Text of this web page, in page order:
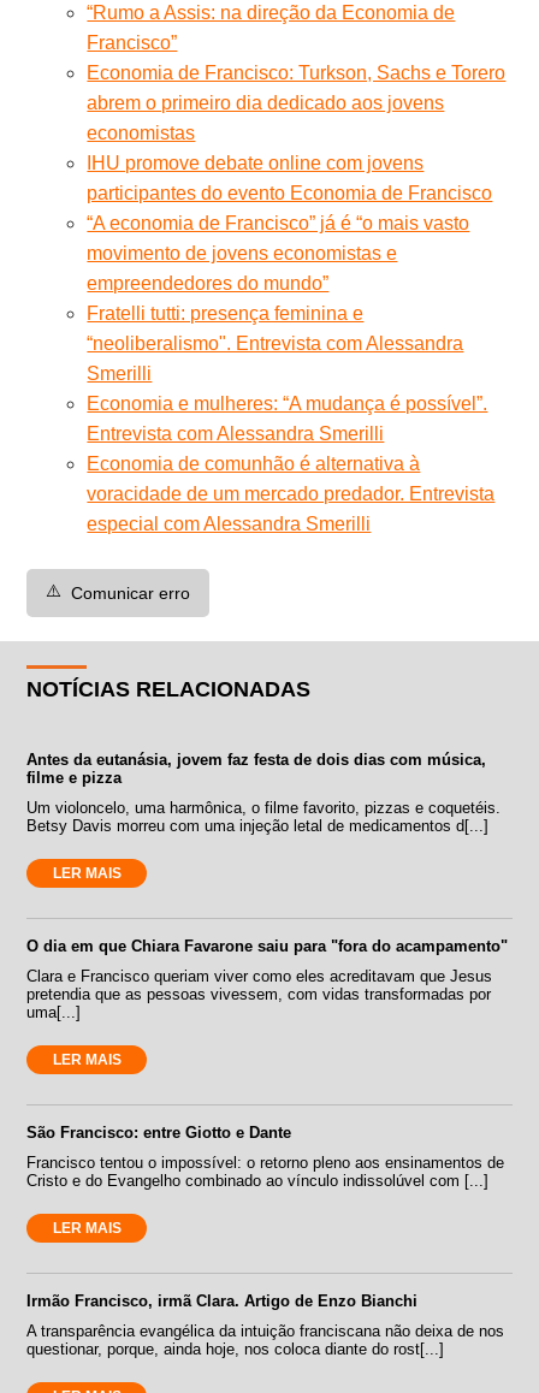
“Rumo a Assis: na direção da Economia de
Francisco”
Economia de Francisco: Turkson, Sachs e Torero
abrem o primeiro dia dedicado aos jovens
economistas
IHU promove debate online com jovens
participantes do evento Economia de Francisco
“A economia de Francisco” já é “o mais vasto
movimento de jovens economistas e
empreendedores do mundo”
Fratelli tutti: presença feminina e
“neoliberalismo". Entrevista com Alessandra
Smerilli
Economia e mulheres: “A mudança é possível”.
Entrevista com Alessandra Smerilli
Economia de comunhão é alternativa à
voracidade de um mercado predador. Entrevista
especial com Alessandra Smerilli
⚠️ Comunicar erro
NOTÍCIAS RELACIONADAS
Antes da eutanásia, jovem faz festa de dois dias com música,
filme e pizza
Um violoncelo, uma harmônica, o filme favorito, pizzas e coquetéis.
Betsy Davis morreu com uma injeção letal de medicamentos d[...]
LER MAIS
O dia em que Chiara Favarone saiu para "fora do acampamento"
Clara e Francisco queriam viver como eles acreditavam que Jesus
pretendia que as pessoas vivessem, com vidas transformadas por
uma[...]
LER MAIS
São Francisco: entre Giotto e Dante
Francisco tentou o impossível: o retorno pleno aos ensinamentos de
Cristo e do Evangelho combinado ao vínculo indissolúvel com [...]
LER MAIS
Irmão Francisco, irmã Clara. Artigo de Enzo Bianchi
A transparência evangélica da intuição franciscana não deixa de nos
questionar, porque, ainda hoje, nos coloca diante do rost[...]